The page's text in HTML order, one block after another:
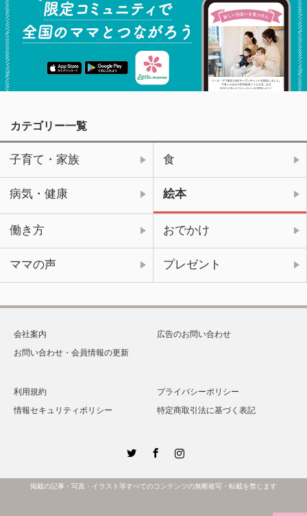
カテゴリー一覧
子育て・家族 食
病気・健康 絵本
働き方 おでかけ
ママの声 プレゼント
会社案内
広告のお問い合わせ
お問い合わせ・会員情報の更新
利用規約
プライバシーポリシー
情報セキュリティポリシー
特定商取引法に基づく表記
Instagram
掲載の記事・写真・イラスト等すべてのコンテンツの無断複写・転載を禁じます